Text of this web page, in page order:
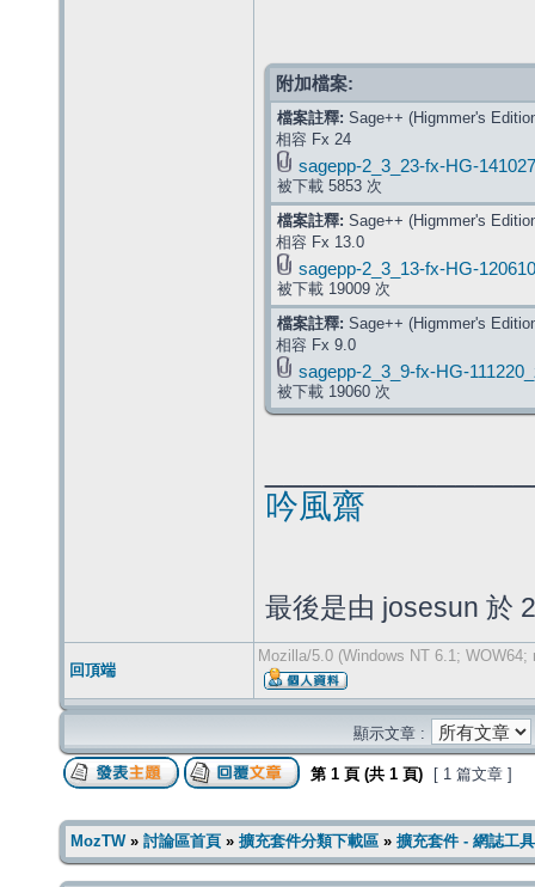
附加檔案:
檔案註釋: Sage++ (Higmmer's
相容 Fx 24
sagepp-2_3_23-fx-HG-
被下載 5853 次
檔案註釋: Sage++ (Higmmer's
相容 Fx 13.0
sagepp-2_3_13-fx-HG-
被下載 19009 次
檔案註釋: Sage++ (Higmmer's
相容 Fx 9.0
sagepp-2_3_9-fx-HG-
被下載 19060 次
吟風齋
最後是由 josesun 於
回頂端
Mozilla/5.0 (Windows NT 6.1;
顯示文章 :
第 1 頁 (共 1 頁) [ 1 篇文章 ]
MozTW» 討論區首頁 » 擴充套件分類下載區 » 擴充套件 - 網誌工具